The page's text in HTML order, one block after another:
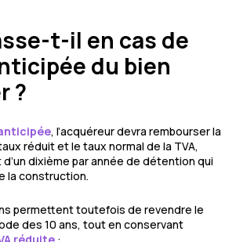
t-il en cas de
du bien
?
, l’acquéreur devra rembourser la
réduit et le taux normal de la TVA,
dixième par année de détention qui
la construction.
permettent toutefois de revendre le
des 10 ans, tout en conservant